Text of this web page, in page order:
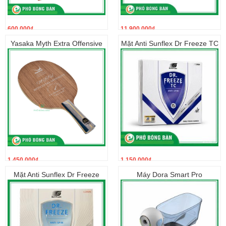
600.000₫ 11.900.000₫
Yasaka Myth Extra Offensive
1.450.000₫
Mặt Anti Sunflex Dr Freeze TC
1.150.000₫
Mặt Anti Sunflex Dr Freeze Máy Dora Smart Pro